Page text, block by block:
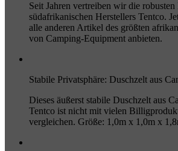
Seit Jahren vertreiben wir die robusten
südafrikanischen Herstellers Tentco.
alle anderen Artikel des größten
von Camping-Equipment anbieten.
Stabile Privatsphäre: Duschzelt aus
Dieses äußerst stabile Duschzelt aus
Tentco ist nicht mit vielen
vergleichen. Größe: 1,0m x 1,0m x